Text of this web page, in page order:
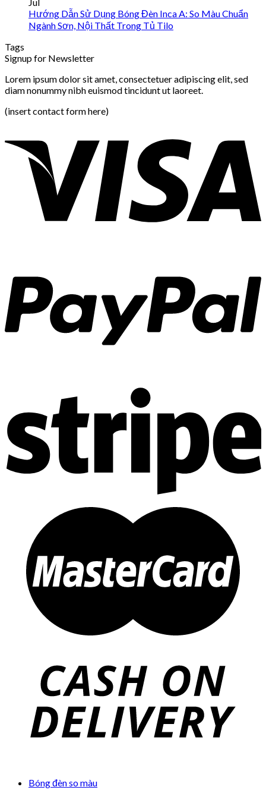
Hướng Dẫn Sử Dụng Bóng Đèn Inca A: So Màu Chuẩn
Ngành Sơn, Nội Thất Trong Tủ Tilo
Tags
Signup for Newsletter
Lorem ipsum dolor sit amet, consectetuer adipiscing elit, sed
diam nonummy nibh euismod tincidunt ut laoreet.
(insert contact form here)
Bóng đèn so màu